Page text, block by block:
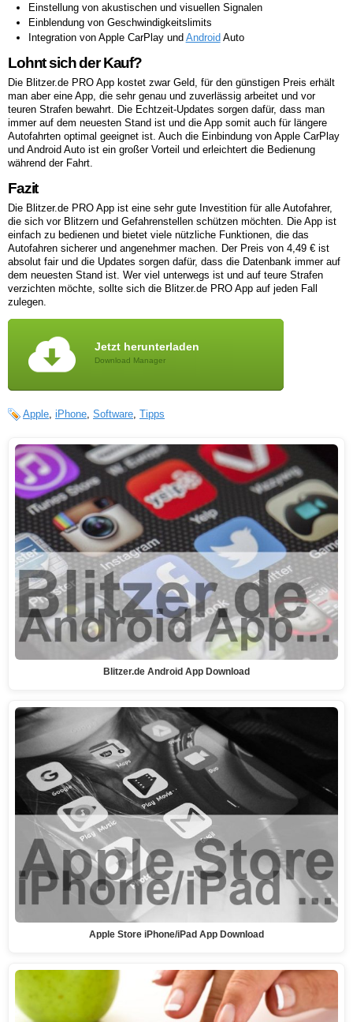
Einstellung von akustischen und visuellen Signalen
Einblendung von Geschwindigkeitslimits
Integration von Apple CarPlay und AndroidAuto
Lohnt sich der Kauf?
Die Blitzer.de PRO App kostet zwar Geld, für den günstigen Preis erhält
man aber eine App, die sehr genau und zuverlässig arbeitet und vor
teuren Strafen bewahrt. Die Echtzeit-Updates sorgen dafür, dass man
immer auf dem neuesten Stand ist und die App somit auch für längere
Autofahrten optimal geeignet ist. Auch die Einbindung von Apple CarPlay
und Android Auto ist ein großer Vorteil und erleichtert die Bedienung
während der Fahrt.
Fazit
Die Blitzer.de PRO App ist eine sehr gute Investition für alle Autofahrer,
die sich vor Blitzern und Gefahrenstellen schützen möchten. Die App ist
einfach zu bedienen und bietet viele nützliche Funktionen, die das
Autofahren sicherer und angenehmer machen. Der Preis von 4,49 € ist
absolut fair und die Updates sorgen dafür, dass die Datenbank immer auf
dem neuesten Stand ist. Wer viel unterwegs ist und auf teure Strafen
verzichten möchte, sollte sich die Blitzer.de PRO App auf jeden Fall
zulegen.
Jetzt herunterladen
Download Manager
Apple, iPhone, Software, Tipps
Blitzer.de Android App Download
Apple Store iPhone/iPad App Download